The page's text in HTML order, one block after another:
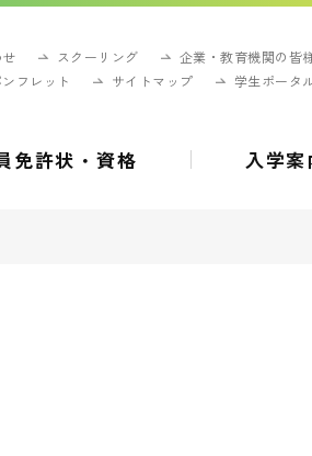
スクーリング
企業・教育機関の皆
フレット
サイトマップ 学生ポータ
免許状・資格 入学案